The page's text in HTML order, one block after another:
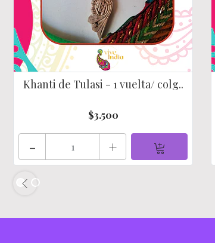
Khanti de Tulasi - 1 vuelta/ colg..
$3.500
- +